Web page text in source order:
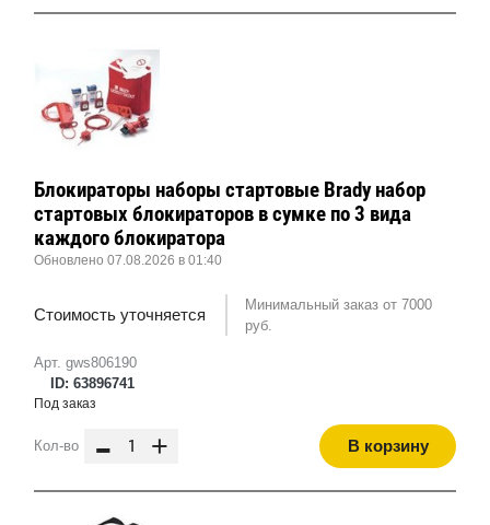
Арт. gws806190
ID: 63896741
Блокираторы наборы стартовые Brady набор
стартовых блокираторов в сумке по 3 вида
каждого блокиратора
Обновлено 07.08.2026 в 01:40
Стоимость уточняется
Минимальный заказ от 7000
руб.
Под заказ
Кол-во - + В корзину